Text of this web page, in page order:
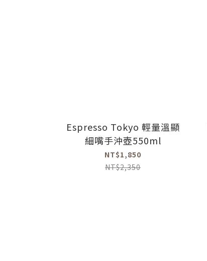
Espresso Tokyo 輕量溫顯
細嘴手沖壺550ml
NT$1,850
NT$2,350